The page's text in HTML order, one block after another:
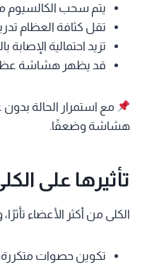
يتم سحب الكالسيوم
تقل كثافة العظام
تزيد احتمالية الإصابة
قد يظهر هشاشة
مع استمرار الحالة بدون
هشاشة وضعفًا.
تأثيرها على
الكلى من أكثر الأعضاء
تكوين حصوات متكررة